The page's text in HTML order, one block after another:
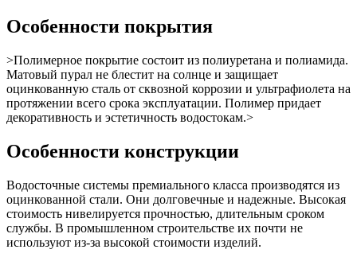
Особенности покрытия
>Полимерное покрытие состоит из полиуретана и полиамида.
Матовый пурал не блестит на солнце и защищает
оцинкованную сталь от сквозной коррозии и ультрафиолета на
протяжении всего срока эксплуатации. Полимер придает
декоративность и эстетичность водостокам.>
Особенности конструкции
Водосточные системы премиального класса производятся из
оцинкованной стали. Они долговечные и надежные. Высокая
стоимость нивелируется прочностью, длительным сроком
службы. В промышленном строительстве их почти не
используют из-за высокой стоимости изделий.